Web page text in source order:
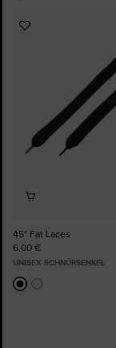
Zu
45" Fat Laces
6,00 €
UNISEX SCHNÜRSENKEL